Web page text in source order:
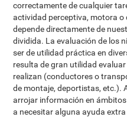
correctamente de cualquier
actividad perceptiva, motora
depende directamente de
dividida. La evaluación de los
ser de utilidad práctica en
resulta de gran utilidad
realizan (conductores o
de montaje, deportistas, etc.).
arrojar información en
a necesitar alguna ayuda